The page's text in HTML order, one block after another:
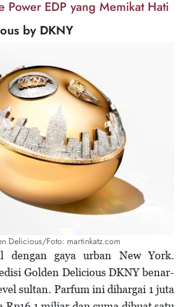
Power EDP yang Memikat Hati
by DKNY
Delicious/Foto: martinkatz.com
dengan gaya urban New York.
Golden Delicious DKNY benar-
sultan. Parfum ini dihargai 1 juta